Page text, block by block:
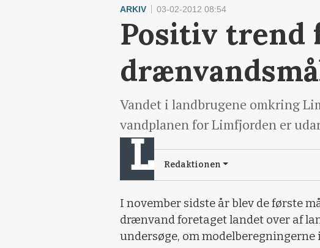
ARKIV 03-02-2012 08:54
Positiv
Vandet i landbrugene omkring
vandplanen for Limfjorden er
Redaktionen
I november sidste år blev de første
drænvand foretaget landet over af
undersøge, om